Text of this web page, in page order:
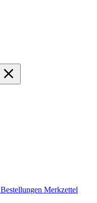
Bestellungen Merkzettel